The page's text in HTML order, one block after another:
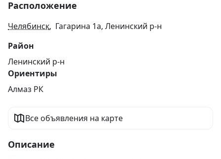
Расположение
Челябинск, Гагарина 1а, Ленинский р-н
Район
Ленинский р-н
Ориентиры
Алмаз РК
Все объявления на карте
Описание